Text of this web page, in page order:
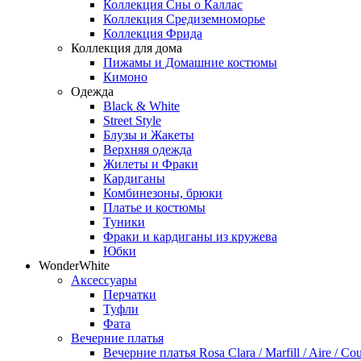
Коллекция Сны о Каллас
Коллекция Средиземноморье
Коллекция Фрида
Коллекция для дома
Пижамы и Домашние костюмы
Кимоно
Одежда
Black & White
Street Style
Блузы и Жакеты
Верхняя одежда
Жилеты и Фраки
Кардиганы
Комбинезоны, брюки
Платье и костюмы
Туники
Фраки и кардиганы из кружева
Юбки
WonderWhite
Аксессуары
Перчатки
Туфли
Фата
Вечерние платья
Вечерние платья Rosa Clara / Marfill / Aire /